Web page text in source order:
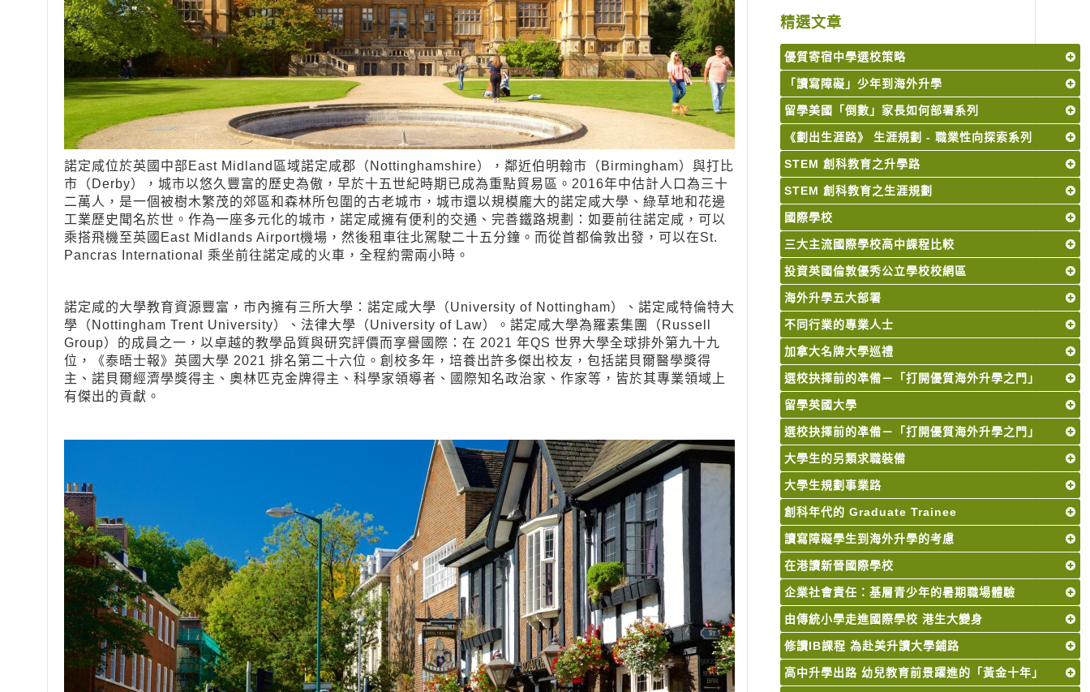
諾定咸位於英國中部East Midland區域諾定咸郡（Nottinghamshire），鄰近伯明翰市（Birmingham）與打比
市（Derby），城市以悠久豐富的歷史為傲，早於十五世紀時期已成為重點貿易區。2016年中估計人口為三十
二萬人，是一個被樹木繁茂的郊區和森林所包圍的古老城市，城市還以規模龐大的諾定咸大學、綠草地和花邊
工業歷史聞名於世。作為一座多元化的城市，諾定咸擁有便利的交通、完善鐵路規劃：如要前往諾定咸，可以
乘搭飛機至英國East Midlands Airport機場，然後租車往北駕駛二十五分鐘。而從首都倫敦出發，可以在St.
Pancras International 乘坐前往諾定咸的火車，全程約需兩小時。
諾定咸的大學教育資源豐富，市內擁有三所大學：諾定咸大學（University of Nottingham）、諾定咸特倫特大
學（Nottingham Trent University）、法律大學（University of Law）。諾定咸大學為羅素集團（Russell
Group）的成員之一，以卓越的教學品質與研究評價而享譽國際：在 2021 年QS 世界大學全球排外第九十九
位，《泰晤士報》英國大學 2021 排名第二十六位。創校多年，培養出許多傑出校友，包括諾貝爾醫學獎得
主、諾貝爾經濟學獎得主、奧林匹克金牌得主、科學家領導者、國際知名政治家、作家等，皆於其專業領域上
有傑出的貢獻。
精選文章
優質寄宿中學選校策略
「讀寫障礙」少年到海外升學
留學美國「倒數」家長如何部署系列
《劃出生涯路》 生涯規劃 - 職業性向探索系列
STEM 創科教育之升學路
STEM 創科教育之生涯規劃
國際學校
三大主流國際學校高中課程比較
投資英國倫敦優秀公立學校校網區
海外升學五大部署
不同行業的專業人士
加拿大名牌大學巡禮
選校抉擇前的凖備－「打開優質海外升學之門」
留學英國大學
選校抉擇前的凖備－「打開優質海外升學之門」
大學生的另類求職裝備
大學生規劃事業路
創科年代的 Graduate Trainee
讀寫障礙學生到海外升學的考慮
在港讀新晉國際學校
企業社會責任：基層青少年的暑期職場體驗
由傳統小學走進國際學校 港生大變身
修讀IB課程 為赴美升讀大學鋪路
高中升學出路 幼兒教育前景躍進的「黃金十年」